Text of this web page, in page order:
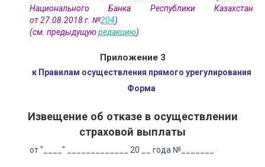
Национального Банка Республики Казахстан
от 27.08.2018 г. №204)
(см. предыдущуюредакцию)
Приложение 3
к Правилам осуществления прямого урегулирования
Форма
Извещение об отказе в осуществлении
страховой выплаты
от "____" _____________ 20 __ года №_______